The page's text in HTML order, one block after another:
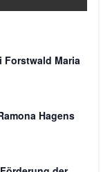
Forstwald Maria
Hagens